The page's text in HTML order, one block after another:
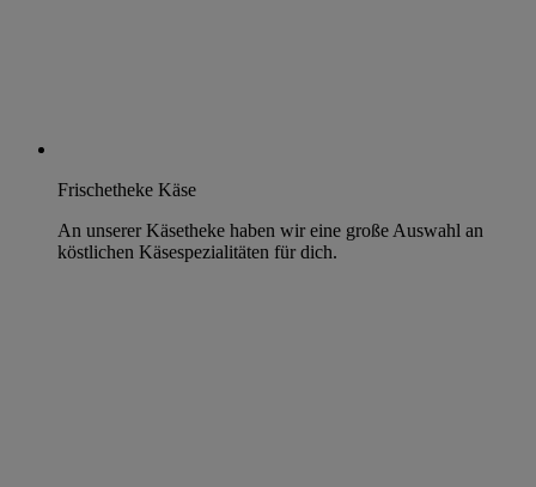
Frischetheke Käse
An unserer Käsetheke haben wir eine große Auswahl an
köstlichen Käsespezialitäten für dich.